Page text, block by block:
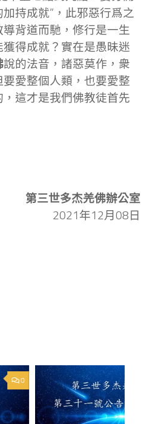
持成就”，此邪惡行爲之
背道而馳，修行是一生
得成就？實在是愚昧迷
說的法音，諸惡莫作，衆
愛整個人類，也要愛整
這才是我們佛教徒首先
第三世多杰羌佛辦公室
2021年12月08日
0